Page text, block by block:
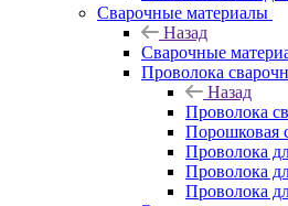
Сварочные материалы
Назад
Сварочные
Проволока
Назад
Проволока
Порошковая
Проволока
Проволока
Проволока